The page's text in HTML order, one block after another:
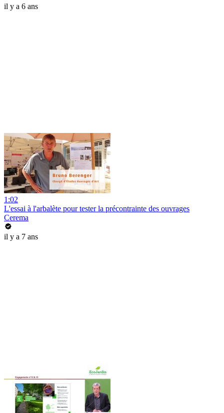
il y a 6 ans
1:02
L'essai à l'arbalète pour tester la précontrainte des ouvrages
Cerema
il y a 7 ans